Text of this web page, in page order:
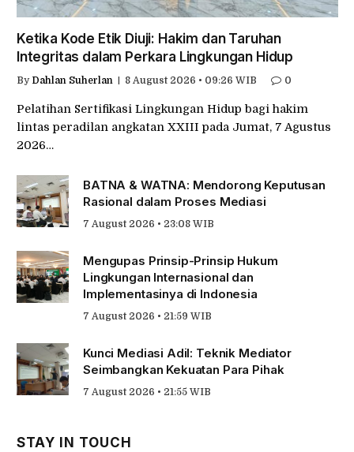
Ketika Kode Etik Diuji: Hakim dan Taruhan
Integritas dalam Perkara Lingkungan Hidup
By Dahlan Suherlan 8 August 2026 • 09:26 WIB 0
Pelatihan Sertifikasi Lingkungan Hidup bagi hakim
lintas peradilan angkatan XXIII pada Jumat, 7 Agustus
2026…
BATNA & WATNA: Mendorong Keputusan
Rasional dalam Proses Mediasi
7 August 2026 • 23:08 WIB
Mengupas Prinsip-Prinsip Hukum
Lingkungan Internasional dan
Implementasinya di Indonesia
7 August 2026 • 21:59 WIB
Kunci Mediasi Adil: Teknik Mediator
Seimbangkan Kekuatan Para Pihak
7 August 2026 • 21:55 WIB
STAY IN TOUCH